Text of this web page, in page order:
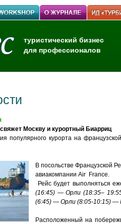
туристический бизнес
для профессионалов
Москву и курортный Биарриц
популярного курорта на
В посольстве Французской
авиакомпании Air France.
Рейс будет выполняться
(16:45) — Орли (18:35–
(6:45) — Орли (8:05-10:15) —
Расположенный на